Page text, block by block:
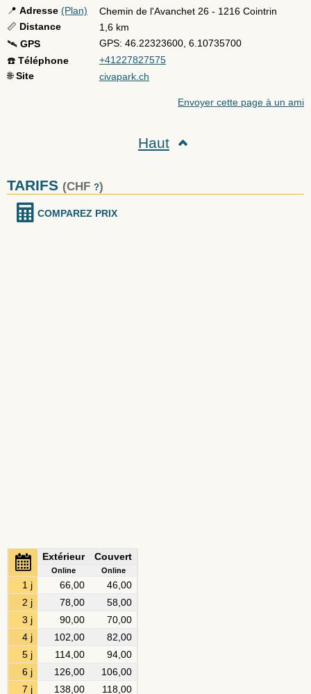
📍 Adresse (Plan) Chemin de l'Avanchet 26 - 1216 Cointrin
📏 Distance
1,6 km
🛰️ GPS
GPS: 46.22323600, 6.10735700
☎️ Téléphone
+41227827575
🌐Site civapark.ch
Envoyer cette page à un ami
Haut
TARIFS (CHF ?)
COMPAREZ PRIX
Extérieur Couvert
Online Online
1 j 66,00
46,00
2 j
78,00
58,00
3 j
90,00
70,00
4 j
102,00
82,00
5 j
114,00
94,00
6 j
126,00
106,00
7 j
138,00 118,00